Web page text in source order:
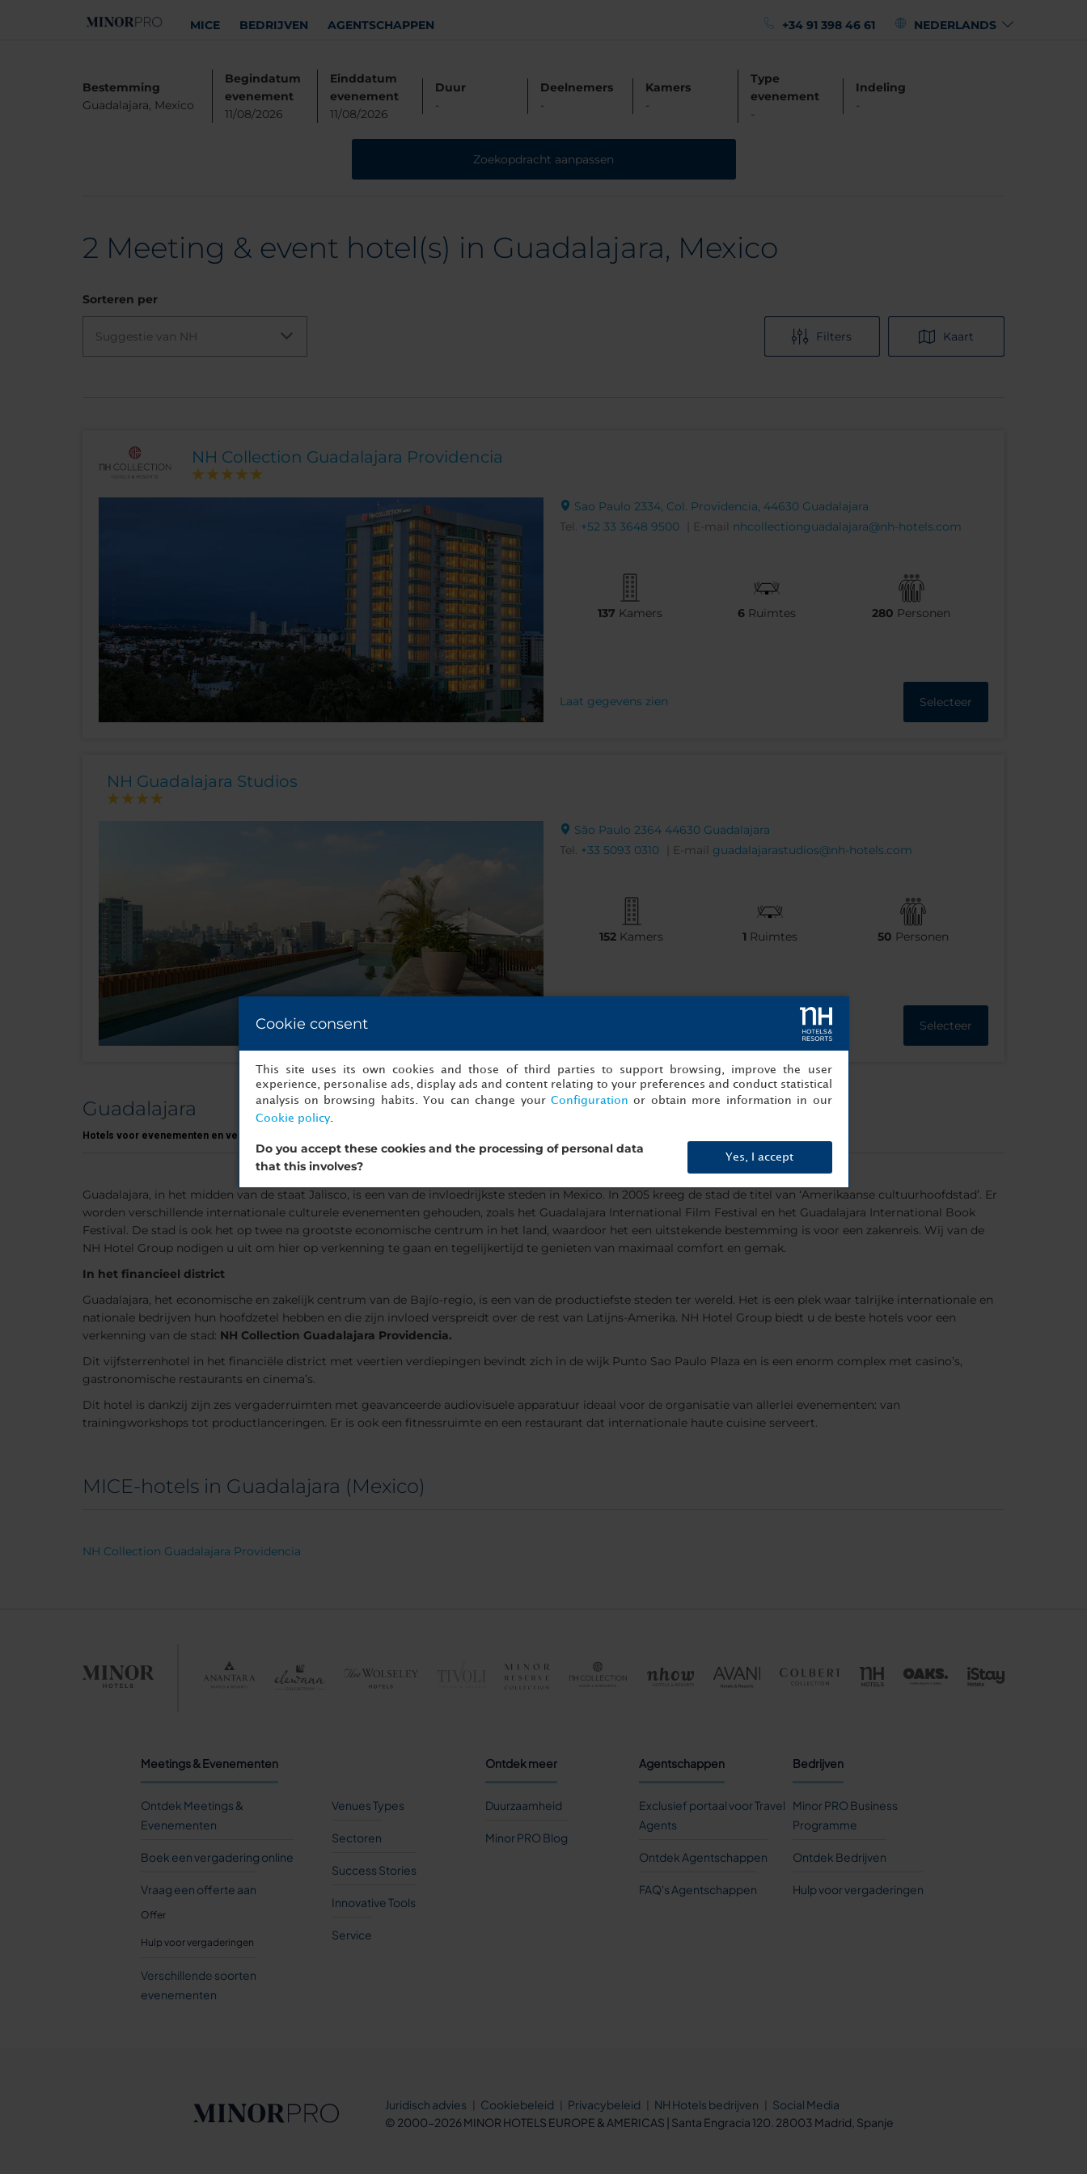
MICE BEDRIJVEN AGENTSCHAPPEN +34 91 398 46 61 NEDERLANDS
Bestemming
Guadalajara, Mexico
Begindatum
evenement
11/08/2026
Einddatum
evenement
11/08/2026
Duur
-
Deelnemers
-
Kamers
-
Type
evenement
-
Indeling
-
Zoekopdracht aanpassen
2 Meeting & event hotel(s) in Guadalajara, Mexico
Sorteren per
Suggestie van NH Filters Kaart
NH Collection Guadalajara Providencia
Sao Paulo 2334, Col. Providencia, 44630 Guadalajara
Tel. +52 33 3648 9500 | E-mail nhcollectionguadalajara@nh-hotels.com
137 Kamers 6 Ruimtes 280 Personen
Laat gegevens zien Selecteer
NH Guadalajara Studios
São Paulo 2364 44630 Guadalajara
Tel. +33 5093 0310 | E-mail guadalajarastudios@nh-hotels.com
152 Kamers 1 Ruimtes 50 Personen
Selecteer
Guadalajara
Hotels voor evenementen en vergaderingen in Guadalajara (Mexico)
Guadalajara, in het midden van de staat Jalisco, is een van de invloedrijkste steden in Mexico. In 2005 kreeg de stad de titel van ‘Amerikaanse cultuurhoofdstad’. Er
worden verschillende internationale culturele evenementen gehouden, zoals het Guadalajara International Film Festival en het Guadalajara International Book
Festival. De stad is ook het op twee na grootste economische centrum in het land, waardoor het een uitstekende bestemming is voor een zakenreis. Wij van de
NH Hotel Group nodigen u uit om hier op verkenning te gaan en tegelijkertijd te genieten van maximaal comfort en gemak.
In het financieel district
Guadalajara, het economische en zakelijk centrum van de Bajío-regio, is een van de productiefste steden ter wereld. Het is een plek waar talrijke internationale en
nationale bedrijven hun hoofdzetel hebben en die zijn invloed verspreidt over de rest van Latijns-Amerika. NH Hotel Group biedt u de beste hotels voor een
verkenning van de stad: NH Collection Guadalajara Providencia.
Dit vijfsterrenhotel in het financiële district met veertien verdiepingen bevindt zich in de wijk Punto Sao Paulo Plaza en is een enorm complex met casino’s,
gastronomische restaurants en cinema’s.
Dit hotel is dankzij zijn zes vergaderruimten met geavanceerde audiovisuele apparatuur ideaal voor de organisatie van allerlei evenementen: van
trainingworkshops tot productlanceringen. Er is ook een fitnessruimte en een restaurant dat internationale haute cuisine serveert.
MICE-hotels in Guadalajara (Mexico)
NH Collection Guadalajara Providencia
Meetings & Evenementen
Ontdek Meetings &
Evenementen
Boek een vergadering online
Vraag een offerte aan
Offer
Hulp voor vergaderingen
Verschillende soorten
evenementen
Venues Types
Sectoren
Success Stories
Innovative Tools
Service
Ontdek meer
Duurzaamheid
Minor PRO Blog
Agentschappen
Exclusief portaal voor Travel
Agents
Ontdek Agentschappen
FAQ's Agentschappen
Bedrijven
Minor PRO Business
Programme
Ontdek Bedrijven
Hulp voor vergaderingen
Juridisch advies Cookiebeleid Privacybeleid NH Hotels bedrijven
Social Media
© 2000-2026 MINOR HOTELS EUROPE & AMERICAS | Santa Engracia 120. 28003 Madrid, Spanje
Cookie consent
This site uses its own cookies and those of third parties to support browsing, improve the user
experience, personalise ads, display ads and content relating to your preferences and conduct statistical
analysis on browsing habits. You can change your Configuration or obtain more information in our
Cookie policy.
Do you accept these cookies and the processing of personal data
that this involves?
Yes, I accept